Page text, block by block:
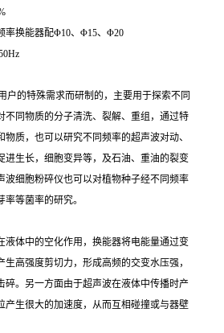
率换能器配Φ10、Φ15、Φ20
户的特殊需求而研制的，主要用于探索不同
不同物质的分子清洗、裂解、重组，通过特
质，也可以研究不同频率的超声波对动、
进生长，细胞变异等，及石油、重油的裂变
波细胞粉碎仪也可以对植物种子经不同频率
等菌率的研究。
液体中的空化作用，换能器将电能量通过变
高强度剪切力，形成高频的交变水压强，
碎。另一方面由于超声波在液体中传播时产
产生很大的加速度，从而互相碰撞或与器壁